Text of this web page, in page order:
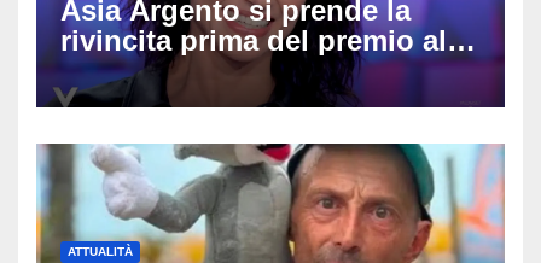
Asia Argento si prende la
rivincita prima del premio alla
carriera: «Mi chiamano
raccomandata e cagna»
ATTUALITÀ